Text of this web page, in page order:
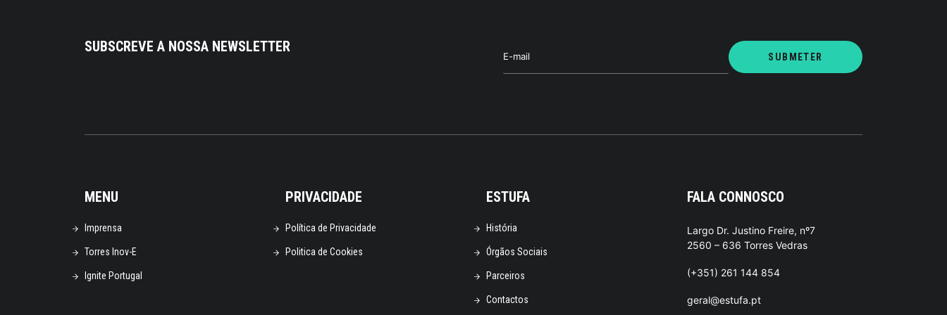
SUBSCREVE A NOSSA NEWSLETTER
MENU
Imprensa
Torres Inov-E
Ignite Portugal
PRIVACIDADE
Política de Privacidade
Politica de Cookies
ESTUFA
História
Órgãos Sociais
Parceiros
Contactos
FALA CONNOSCO
Largo Dr. Justino Freire, nº7
2560 – 636 Torres Vedras
(+351) 261 144 854
geral@estufa.pt